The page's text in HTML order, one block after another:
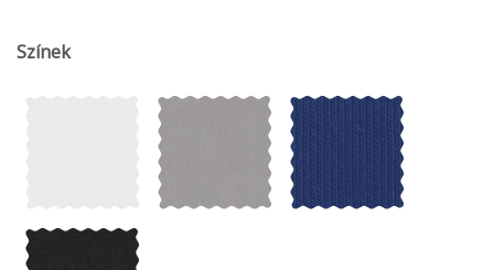
Színek